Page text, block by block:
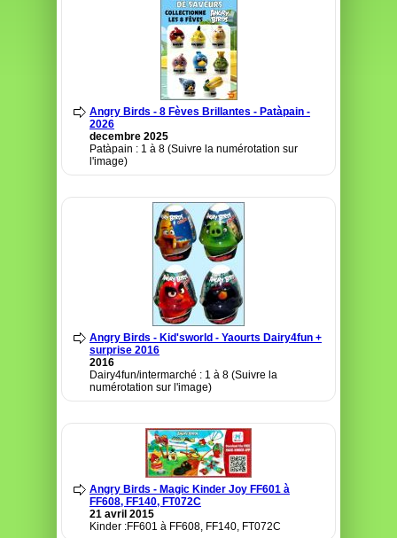
Angry Birds - 8 Fèves Brillantes - Patàpain -
2026
decembre 2025
Patàpain : 1 à 8 (Suivre la numérotation sur
l'image)
Angry Birds - Kid'sworld - Yaourts Dairy4fun +
surprise 2016
2016
Dairy4fun/intermarché : 1 à 8 (Suivre la
numérotation sur l'image)
Angry Birds - Magic Kinder Joy FF601 à
FF608, FF140, FT072C
21 avril 2015
Kinder :FF601 à FF608, FF140, FT072C